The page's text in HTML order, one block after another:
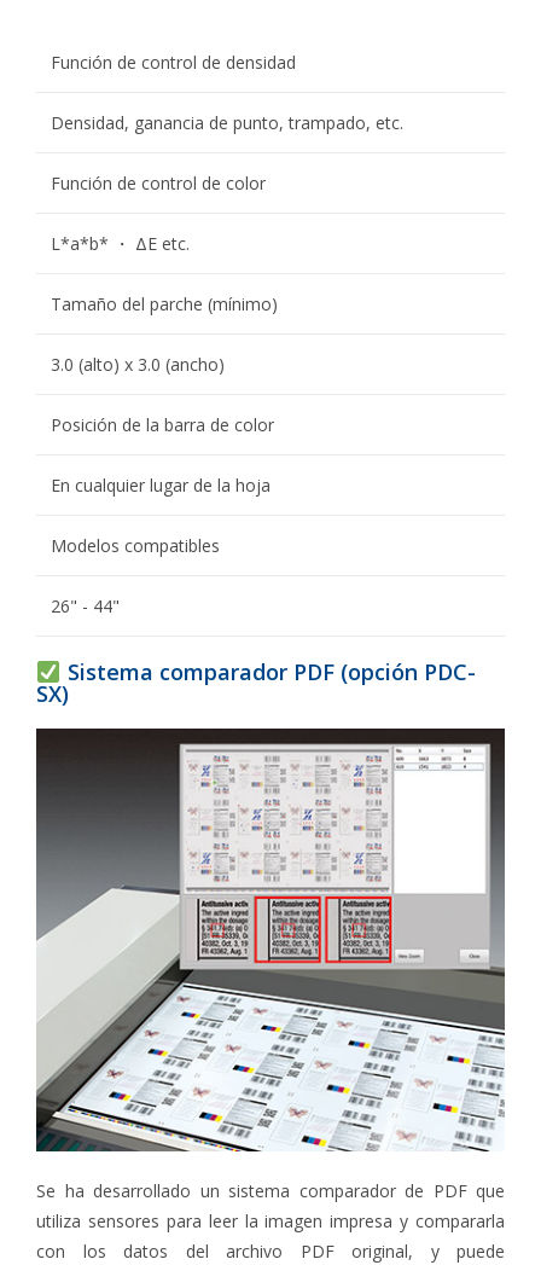
Función de control de densidad
Densidad, ganancia de punto, trampado, etc.
Función de control de color
L*a*b* ・ ΔE etc.
Tamaño del parche (mínimo)
3.0 (alto) x 3.0 (ancho)
Posición de la barra de color
En cualquier lugar de la hoja
Modelos compatibles
26" - 44"
Sistema comparador PDF (opción PDC-
SX)
Se ha desarrollado un sistema comparador de PDF que
utiliza sensores para leer la imagen impresa y compararla
con los datos del archivo PDF original, y puede